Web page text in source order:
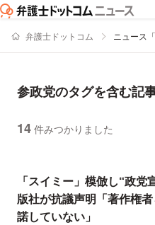
弁護士ドットコム ニュース
参政党のタグを含む記
14 件みつかりました
「スイミー」模倣し“政
版社が抗議声明「著作権
諾していない」